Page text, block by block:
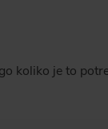
koliko je to